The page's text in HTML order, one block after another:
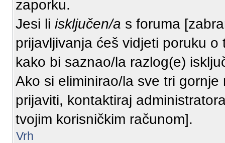
zaporku.
Jesi li isključen/a s foruma
prijavljivanja ćeš vidjeti poruku
kako bi saznao/la razlog(e)
Ako si eliminirao/la sve tri
prijaviti, kontaktiraj
tvojim korisničkim računom].
Vrh